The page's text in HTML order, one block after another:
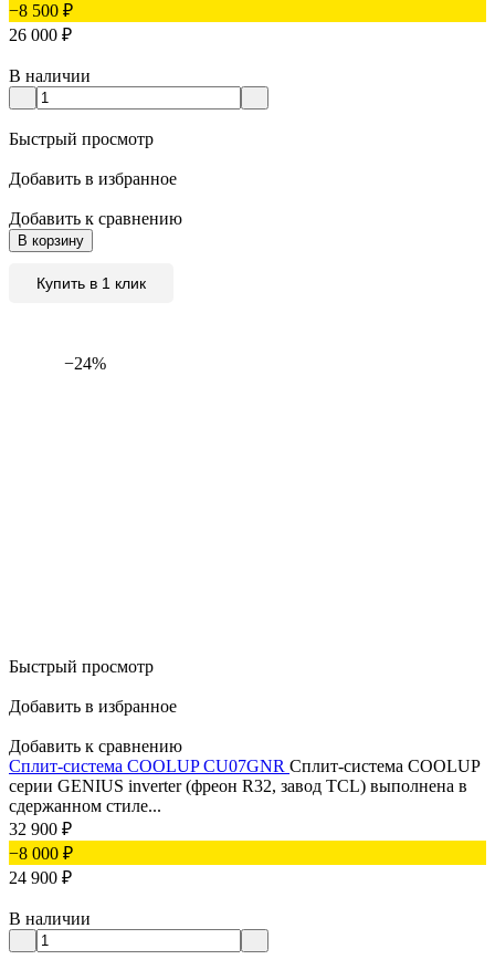
−8 500 ₽
26 000 ₽
В наличии
Быстрый просмотр
Добавить в избранное
Добавить к сравнению
В корзину
Купить в 1 клик
−24%
Быстрый просмотр
Добавить в избранное
Добавить к сравнению
Сплит-система COOLUP CU07GNR Сплит-система COOLUP
серии GENIUS inverter (фреон R32, завод TCL) выполнена в
сдержанном стиле...
32 900 ₽
−8 000 ₽
24 900 ₽
В наличии